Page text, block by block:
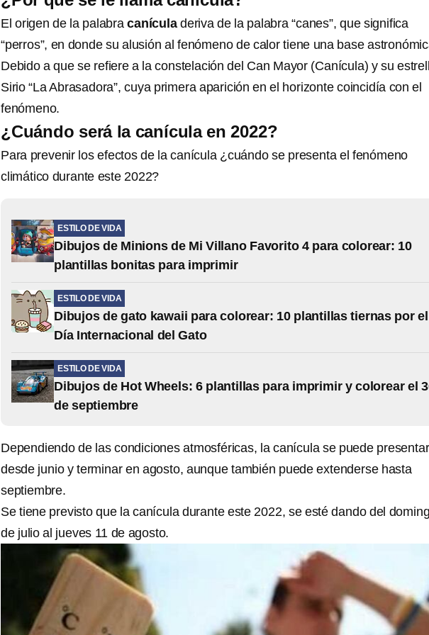
El origen de la palabracanículaderiva de la palabra “canes”, que significa
“perros”, en donde su alusión al fenómeno de calor tiene una base
Debido a que se refiere a la constelación del Can Mayor (Canícula) y su
Sirio “La Abrasadora”, cuya primera aparición en el horizonte coincidía con el
fenómeno.
¿Cuándo será la canícula en 2022?
Para prevenir los efectos de la canícula ¿cuándo se presenta el fenómeno
climático durante este 2022?
ESTILO DE VIDA
Dibujos de Minions de Mi Villano Favorito 4 para colorear: 10
plantillas bonitas para imprimir
ESTILO DE VIDA
Dibujos de gato kawaii para colorear: 10 plantillas tiernas por el
Día Internacional del Gato
ESTILO DE VIDA
Dibujos de Hot Wheels: 6 plantillas para imprimir y colorear el
de septiembre
Dependiendo de las condiciones atmosféricas, la canícula se puede presentar
desde junio y terminar en agosto, aunque también puede extenderse hasta
septiembre.
Se tiene previsto que la canícula durante este 2022, se esté dando del
de julio al jueves 11 de agosto.